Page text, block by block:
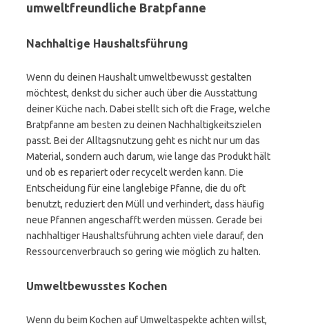
umweltfreundliche Bratpfanne
Nachhaltige Haushaltsführung
Wenn du deinen Haushalt umweltbewusst gestalten
möchtest, denkst du sicher auch über die Ausstattung
deiner Küche nach. Dabei stellt sich oft die Frage, welche
Bratpfanne am besten zu deinen Nachhaltigkeitszielen
passt. Bei der Alltagsnutzung geht es nicht nur um das
Material, sondern auch darum, wie lange das Produkt hält
und ob es repariert oder recycelt werden kann. Die
Entscheidung für eine langlebige Pfanne, die du oft
benutzt, reduziert den Müll und verhindert, dass häufig
neue Pfannen angeschafft werden müssen. Gerade bei
nachhaltiger Haushaltsführung achten viele darauf, den
Ressourcenverbrauch so gering wie möglich zu halten.
Umweltbewusstes Kochen
Wenn du beim Kochen auf Umweltaspekte achten willst,